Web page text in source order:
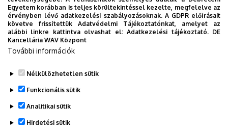
Bölcsészettudományi Karon
BÖLCSÉSZETTUDOMÁNY
Egyetem korábban is teljes körültekintéssel kezelte, megfelelve az
érvényben lévő adatkezelési szabályozásoknak. A GDPR előírásait
követve frissítettük Adatvédelmi Tájékoztatónkat, amelyet az
alábbi linkre kattintva olvashat el:Adatkezelési tájékoztató. DE
Kancellária WAV Központ
További információk
Nélkülözhetetlen sütik
Funkcionális sütik
Analitikai sütik
Hirdetési sütik